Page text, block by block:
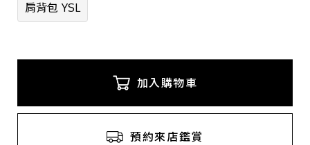
肩背包 YSL
加入購物車
預約來店鑑賞